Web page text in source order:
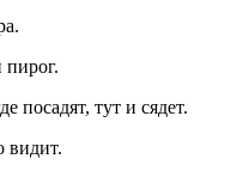
пирог.
посадят, тут и сядет.
видит.